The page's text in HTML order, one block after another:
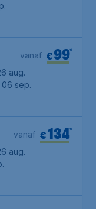
€99*
vanaf
aug.
06 sep.
€134*
vanaf
aug.